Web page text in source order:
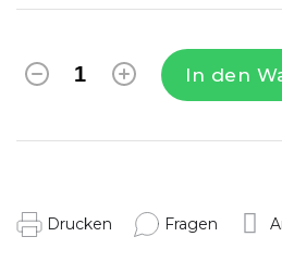
In den
Drucken Fragen